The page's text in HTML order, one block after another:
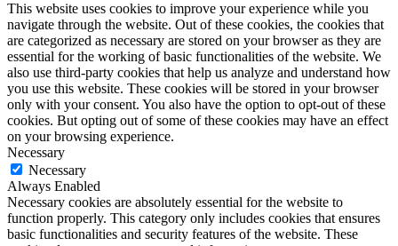
This website uses cookies to improve your experience while you
navigate through the website. Out of these cookies, the cookies that
are categorized as necessary are stored on your browser as they are
essential for the working of basic functionalities of the website. We
also use third-party cookies that help us analyze and understand how
you use this website. These cookies will be stored in your browser
only with your consent. You also have the option to opt-out of these
cookies. But opting out of some of these cookies may have an effect
on your browsing experience.
Necessary
Necessary
Always Enabled
Necessary cookies are absolutely essential for the website to
function properly. This category only includes cookies that ensures
basic functionalities and security features of the website. These